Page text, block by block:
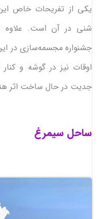
یکی از تفریحات خاص
شنی در آن است. علاوه
جشنواره مجسمه‌سازی در
اوقات نیز در گوشه و
جدیت در حال ساخت اثر
ساحل سیمرغ